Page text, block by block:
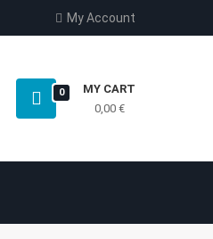
My Account
MY CART
0,00 €
0